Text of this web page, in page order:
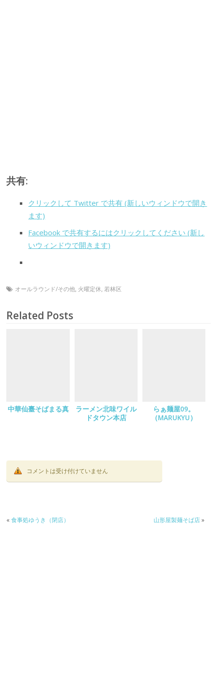
共有:
クリックして Twitter で共有 (新しいウィンドウで開き
ます)
Facebook で共有するにはクリックしてください (新し
いウィンドウで開きます)
オールラウンド/その他, 火曜定休,若林区
Related Posts
中華仙臺そばまる真
ラーメン北味ワイル
ドタウン本店
らぁ麺屋09。
（MARUKYU）
コメントは受け付けていません
«食事処ゆうき（閉店） 山形屋製麺そば店»